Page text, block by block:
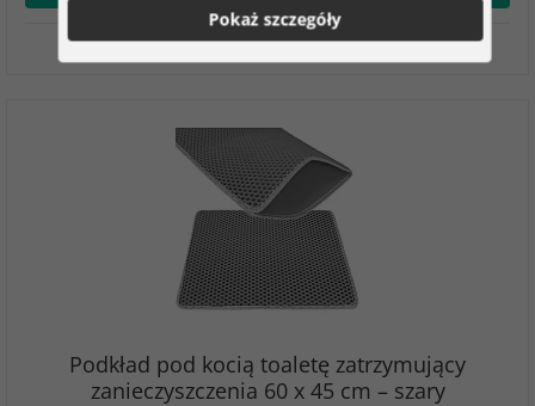
W magazynie
Podkład pod kocią toaletę zatrzymujący
zanieczyszczenia 60 x 45 cm – szary
Pokaż szczegóły